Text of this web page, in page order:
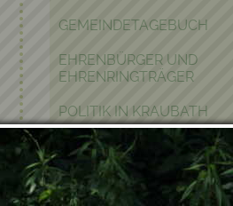
GEMEINDETAGEBUCH
EHRENBÜRGER UND
EHRENRINGTRÄGER
POLITIK IN KRAUBATH
BAUEN & WOHNEN
PFARRE